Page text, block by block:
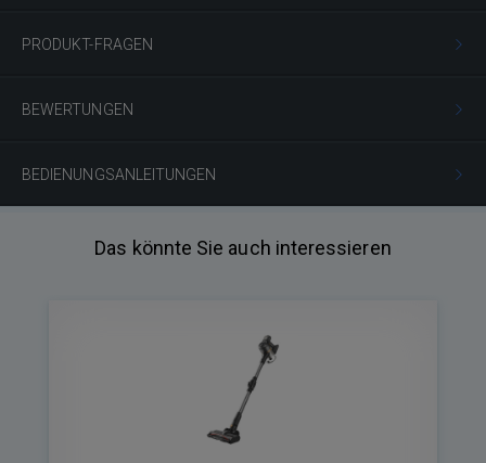
PRODUKT-FRAGEN
BEWERTUNGEN
BEDIENUNGSANLEITUNGEN
Das könnte Sie auch interessieren